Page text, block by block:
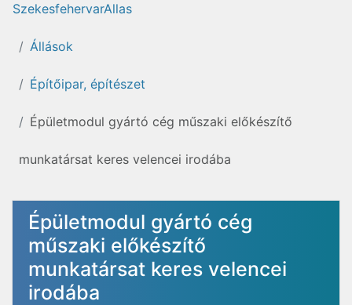
SzekesfehervarAllas
Állások
Építőipar, építészet
Épületmodul gyártó cég műszaki előkészítő
munkatársat keres velencei irodába
Épületmodul gyártó cég
műszaki előkészítő
munkatársat keres velencei
irodába